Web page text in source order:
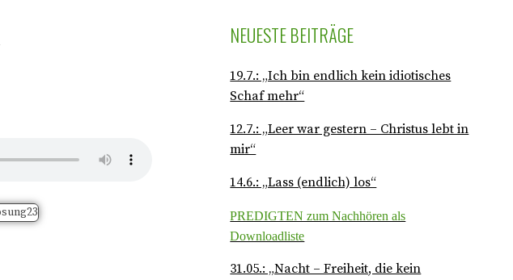
NEUESTE BEITRÄGE
19.7.: „Ich bin endlich kein idiotisches
Schaf mehr“
12.7.: „Leer war gestern – Christus lebt in
mir“
14.6.: „Lass (endlich) los“
PREDIGTEN zum Nachhören als
Downloadliste
31.05.: „Nacht – Freiheit, die kein